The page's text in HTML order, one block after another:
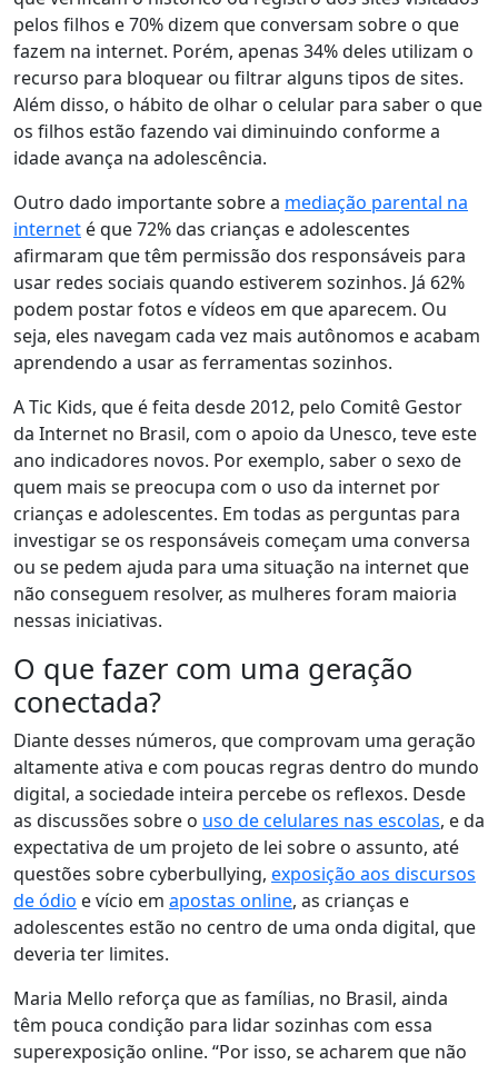
pelos filhos e 70% dizem que conversam sobre o que
fazem na internet. Porém, apenas 34% deles utilizam o
recurso para bloquear ou filtrar alguns tipos de sites.
Além disso, o hábito de olhar o celular para saber o que
os filhos estão fazendo vai diminuindo conforme a
idade avança na adolescência.
Outro dado importante sobre a mediação parental na
internet é que72% das crianças e adolescentes
afirmaram que têm permissão dos responsáveis para
usar redes sociais quando estiverem sozinhos. Já 62%
podem postar fotos e vídeos em que aparecem. Ou
seja, eles navegam cada vez mais autônomos e acabam
aprendendo a usar as ferramentas sozinhos.
A Tic Kids, que é feita desde 2012, pelo Comitê Gestor
da Internet no Brasil, com o apoio da Unesco, teve este
ano indicadores novos. Por exemplo, saber o sexo de
quem mais se preocupa com o uso da internet por
crianças e adolescentes. Em todas as perguntas para
investigar se os responsáveis começam uma conversa
ou se pedem ajuda para uma situação na internet que
não conseguem resolver, as mulheres foram maioria
nessas iniciativas.
O que fazer com uma geração
conectada?
Diante desses números, que comprovam uma geração
altamente ativa e com poucas regras dentro do mundo
digital, a sociedade inteira percebe os reflexos. Desde
as discussões sobre o uso de celulares nas escolas, e da
expectativa de um projeto de lei sobre o assunto, até
questões sobre cyberbullying, exposição aos discursos
de ódio e vício em apostas online, as crianças e
adolescentes estão no centro de uma onda digital, que
deveria ter limites.
Maria Mello reforça queas famílias, no Brasil, ainda
têm pouca condição para lidar sozinhas com essa
superexposição online. “Por isso, se acharem que não